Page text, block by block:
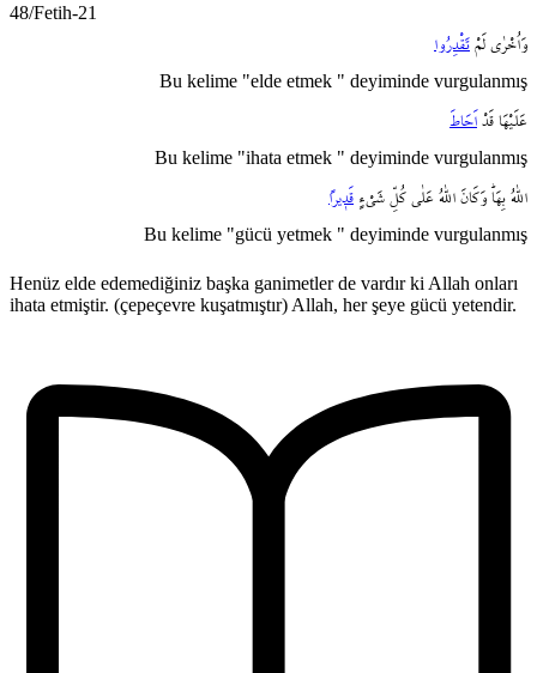
48/Fetih-21
وَاُخْرٰى لَمْ تَقْدِرُوا
Bu kelime "elde etmek " deyiminde vurgulanmış
عَلَيْهَا قَدْ اَحَاطَ
Bu kelime "ihata etmek " deyiminde vurgulanmış
اللّٰهُ بِهَاۜ وَكَانَ اللّٰهُ عَلٰى كُلِّ شَيْءٍ قَد۪يراً
Bu kelime "gücü yetmek " deyiminde vurgulanmış
Henüz elde edemediğiniz başka ganimetler de vardır ki Allah onları
ihata etmiştir. (çepeçevre kuşatmıştır) Allah, her şeye gücü yetendir.